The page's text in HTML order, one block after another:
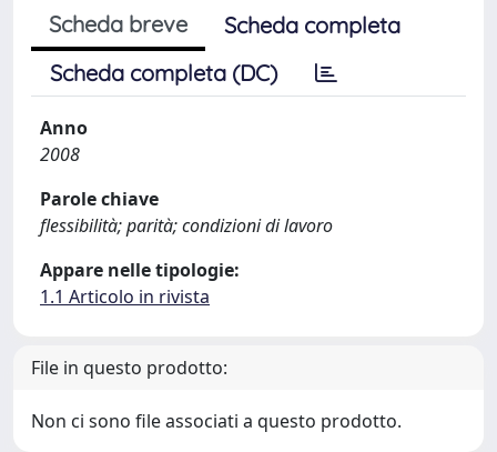
Scheda breve
Scheda completa
Scheda completa (DC)
Anno
2008
Parole chiave
flessibilità; parità; condizioni di lavoro
Appare nelle tipologie:
1.1 Articolo in rivista
File in questo prodotto:
Non ci sono file associati a questo prodotto.